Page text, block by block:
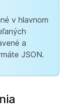
v hlavnom
a
JSON.